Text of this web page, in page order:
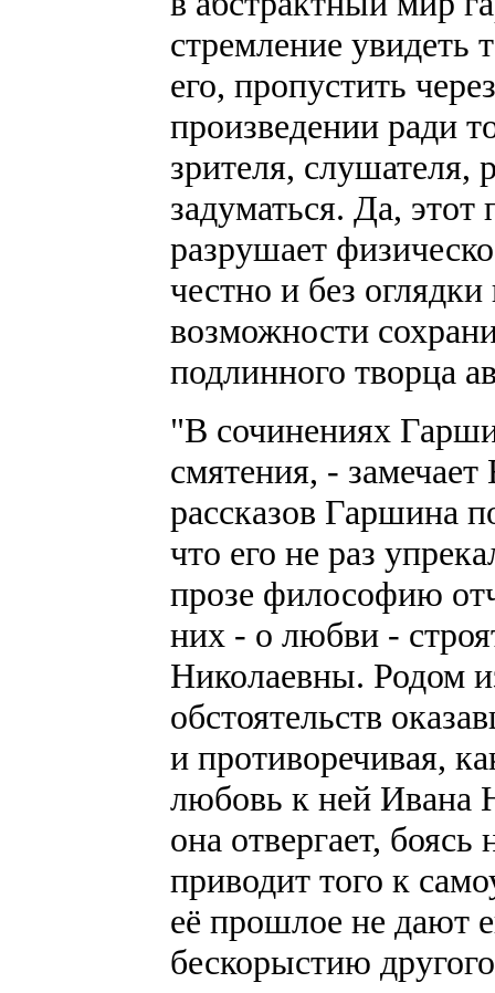
стремление
его, пропустить
произведении ради
зрителя, слушателя,
задуматься. Да, этот
разрушает
честно и без
возможности
подлинного творца
"В сочинениях
смятения, -
рассказов Гаршина
что его не раз
прозе философию
них - о любви -
Николаевны. Родом
обстоятельств
и противоречивая,
любовь к ней Ивана
она отвергает,
приводит того к
её прошлое не дают
бескорыстию